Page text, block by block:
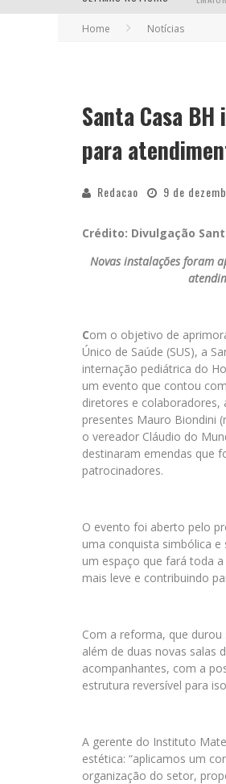
Home Notícias
Santa Casa
para
Redacao 9 de
Crédito: Divulgação
Novas instalações foram
Com o objetivo de
Único de Saúde (SUS), a
internação pediátrica do
um evento que contou
diretores e colaboradores,
presentes Mauro Biondini
o vereador Cláudio do
destinaram emendas que
patrocinadores.
O evento foi aberto pelo
uma conquista simbólica
um espaço que fará toda
mais leve e contribuindo
Com a reforma, que
além de duas novas salas
acompanhantes, com a
estrutura reversível para
A gerente do Instituto
estética: “aplicamos um
organização do setor,